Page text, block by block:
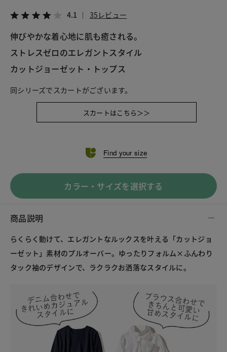
4.1 35レビュー
伸びやかな着心地に肌も癒される。
ストレスゼロのエレガントスタイル
カットジョーゼット・トップス
同シリーズでスカートがございます。
スカートはこちら＞＞
Find your size
カラー・サイズを選択する
商品説明
らくらく動けて、エレガントなルックスを叶える「カットジョ
ーゼット」素材のプルオーバー。ゆったりフォルム×ふんわり
タック袖のデザインで、ラクラクお洒落なスタイルに。
LINE X メール